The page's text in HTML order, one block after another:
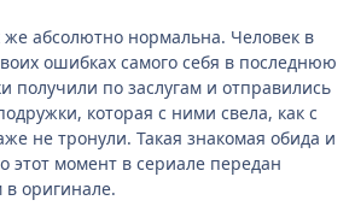
же абсолютно нормальна. Человек в
ошибках самого себя в последнюю
получили по заслугам и отправились
которая с ними свела, как с
не тронули. Такая знакомая обида и
этот момент в сериале передан
оригинале.